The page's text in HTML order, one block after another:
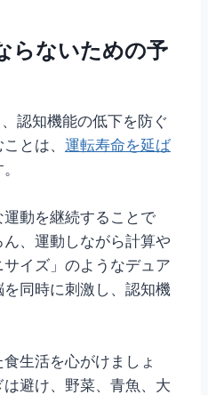
らないための予
認知機能の低下を防ぐ
とは、 運転寿命を延ば
動を継続することで
、運動しながら計算や
イズ」のようなデュア
同時に刺激し、認知機
生活を心がけましょ
避け、野菜、青魚、大